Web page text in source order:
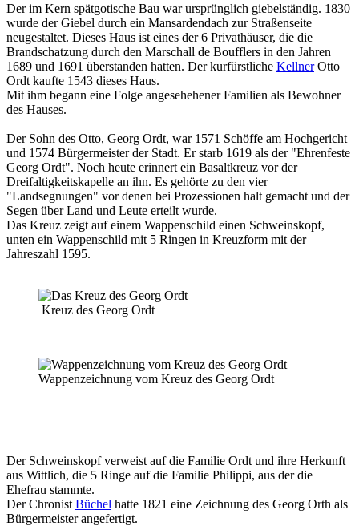
Der im Kern spätgotische Bau war ursprünglich giebelständig. 1830
wurde der Giebel durch ein Mansardendach zur Straßenseite
neugestaltet. Dieses Haus ist eines der 6 Privathäuser, die die
Brandschatzung durch den Marschall de Boufflers in den Jahren
1689 und 1691 überstanden hatten. Der kurfürstliche KellnerOtto
Ordt kaufte 1543 dieses Haus.
Mit ihm begann eine Folge angesehehener Familien als Bewohner
des Hauses.
Der Sohn des Otto, Georg Ordt, war 1571 Schöffe am Hochgericht
und 1574 Bürgermeister der Stadt. Er starb 1619 als der "Ehrenfeste
Georg Ordt". Noch heute erinnert ein Basaltkreuz vor der
Dreifaltigkeitskapelle an ihn. Es gehörte zu den vier
"Landsegnungen" vor denen bei Prozessionen halt gemacht und der
Segen über Land und Leute erteilt wurde.
Das Kreuz zeigt auf einem Wappenschild einen Schweinskopf,
unten ein Wappenschild mit 5 Ringen in Kreuzform mit der
Jahreszahl 1595.
Kreuz des Georg Ordt
Wappenzeichnung vom Kreuz des Georg Ordt
Der Schweinskopf verweist auf die Familie Ordt und ihre Herkunft
aus Wittlich, die 5 Ringe auf die Familie Philippi, aus der die
Ehefrau stammte.
Der Chronist Büchel hatte 1821 eine Zeichnung des Georg Orth als
Bürgermeister angefertigt.